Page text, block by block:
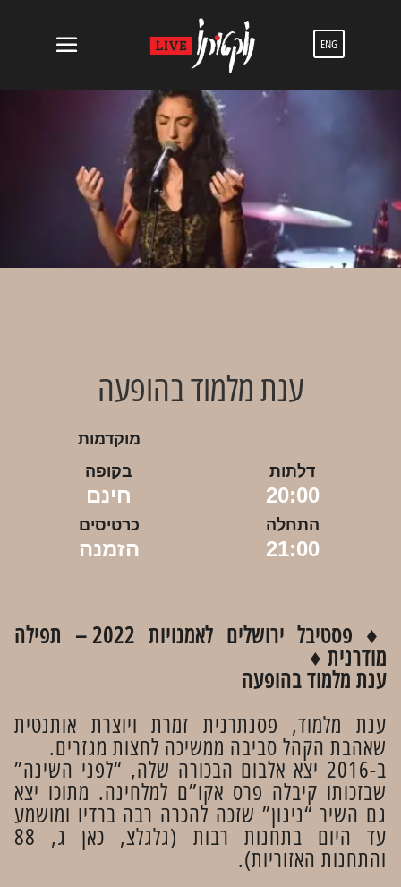
ENG
ענת מלמוד בהופעה
מוקדמות
דלתות
20:00
בקופה
חינם
התחלה
21:00
כרטיסים
הזמנה
♦ פסטיבל ירושלים לאמנויות 2022 – תפילה
מודרנית ♦
ענת מלמוד בהופעה
ענת מלמוד, פסנתרנית זמרת ויוצרת אותנטית
שאהבת הקהל סביבה ממשיכה לחצות מגזרים.
ב-2016 יצא אלבום הבכורה שלה, “לפני השינה”
שבזכותו קיבלה פרס אקו”ם למלחינה. מתוכו יצא
גם השיר “ניגון” שזכה להכרה רבה ברדיו ומושמע
עד היום בתחנות רבות (גלגלצ, כאן ג, 88
והתחנות האזוריות).